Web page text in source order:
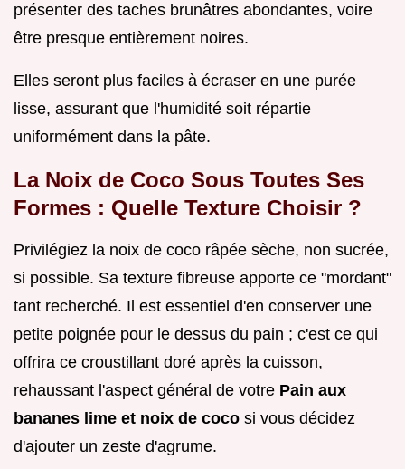
présenter des taches brunâtres abondantes, voire
être presque entièrement noires.
Elles seront plus faciles à écraser en une purée
lisse, assurant que l'humidité soit répartie
uniformément dans la pâte.
La Noix de Coco Sous Toutes Ses
Formes : Quelle Texture Choisir ?
Privilégiez la noix de coco râpée sèche, non sucrée,
si possible. Sa texture fibreuse apporte ce "mordant"
tant recherché. Il est essentiel d'en conserver une
petite poignée pour le dessus du pain ; c'est ce qui
offrira ce croustillant doré après la cuisson,
rehaussant l'aspect général de votre Pain aux
bananes lime et noix de coco si vous décidez
d'ajouter un zeste d'agrume.